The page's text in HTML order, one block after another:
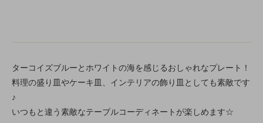
ターコイズブルーとホワイトの海を感じるおしゃれなプレート！
料理の盛り皿やケーキ皿、インテリアの飾り皿としても素敵です
♪
いつもと違う素敵なテーブルコーディネートが楽しめます☆